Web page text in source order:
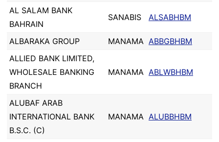
AL SALAM BANK
BAHRAIN
SANABIS ALSABHBM
ALBARAKA GROUP MANAMA ABBGBHBM
ALLIED BANK LIMITED,
WHOLESALE BANKING
BRANCH
MANAMA ABLWBHBM
ALUBAF ARAB
INTERNATIONAL BANK
B.S.C. (C)
MANAMA ALUBBHBM